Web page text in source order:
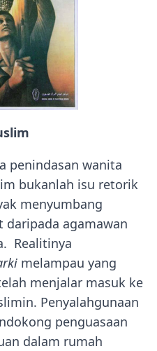
wanita
bukanlah isu retorik
menyumbang
daripada agamawan
Realitinya
melampau yang
menjalar masuk ke
Penyalahgunaan
penguasaan
dalam rumah